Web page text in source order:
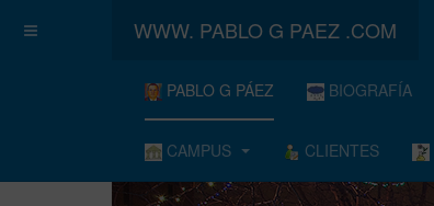
WWW. PABLO G PAEZ .COM
PABLO G PÁEZ BIOGRAFÍA
CAMPUS CLIENTES